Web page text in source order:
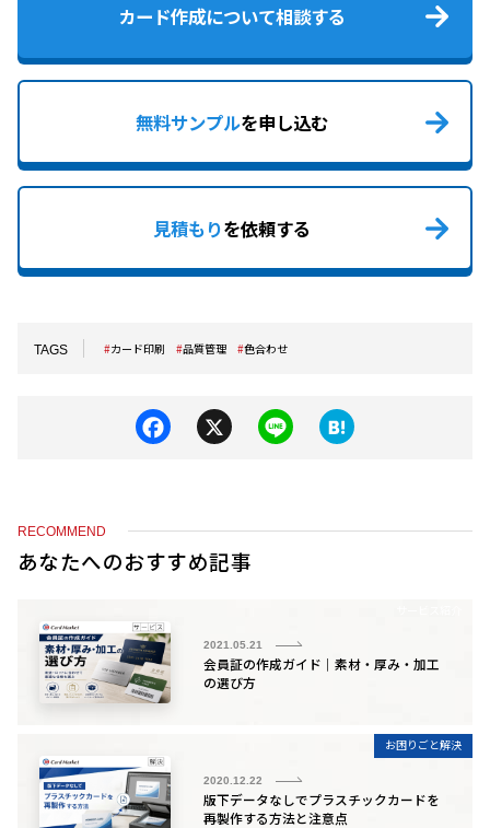
カード作成について相談する
無料サンプルを申し込む
見積もりを依頼する
TAGS カード印刷 品質管理 色合わせ
e
b
Li
n
RECOMMEND
あなたへのおすすめ記事
2021.05.21
会員証の作成ガイド｜素材・厚み・加工
の選び方
2020.12.22
版下データなしでプラスチックカードを
再製作する方法と注意点
お困りごと解決